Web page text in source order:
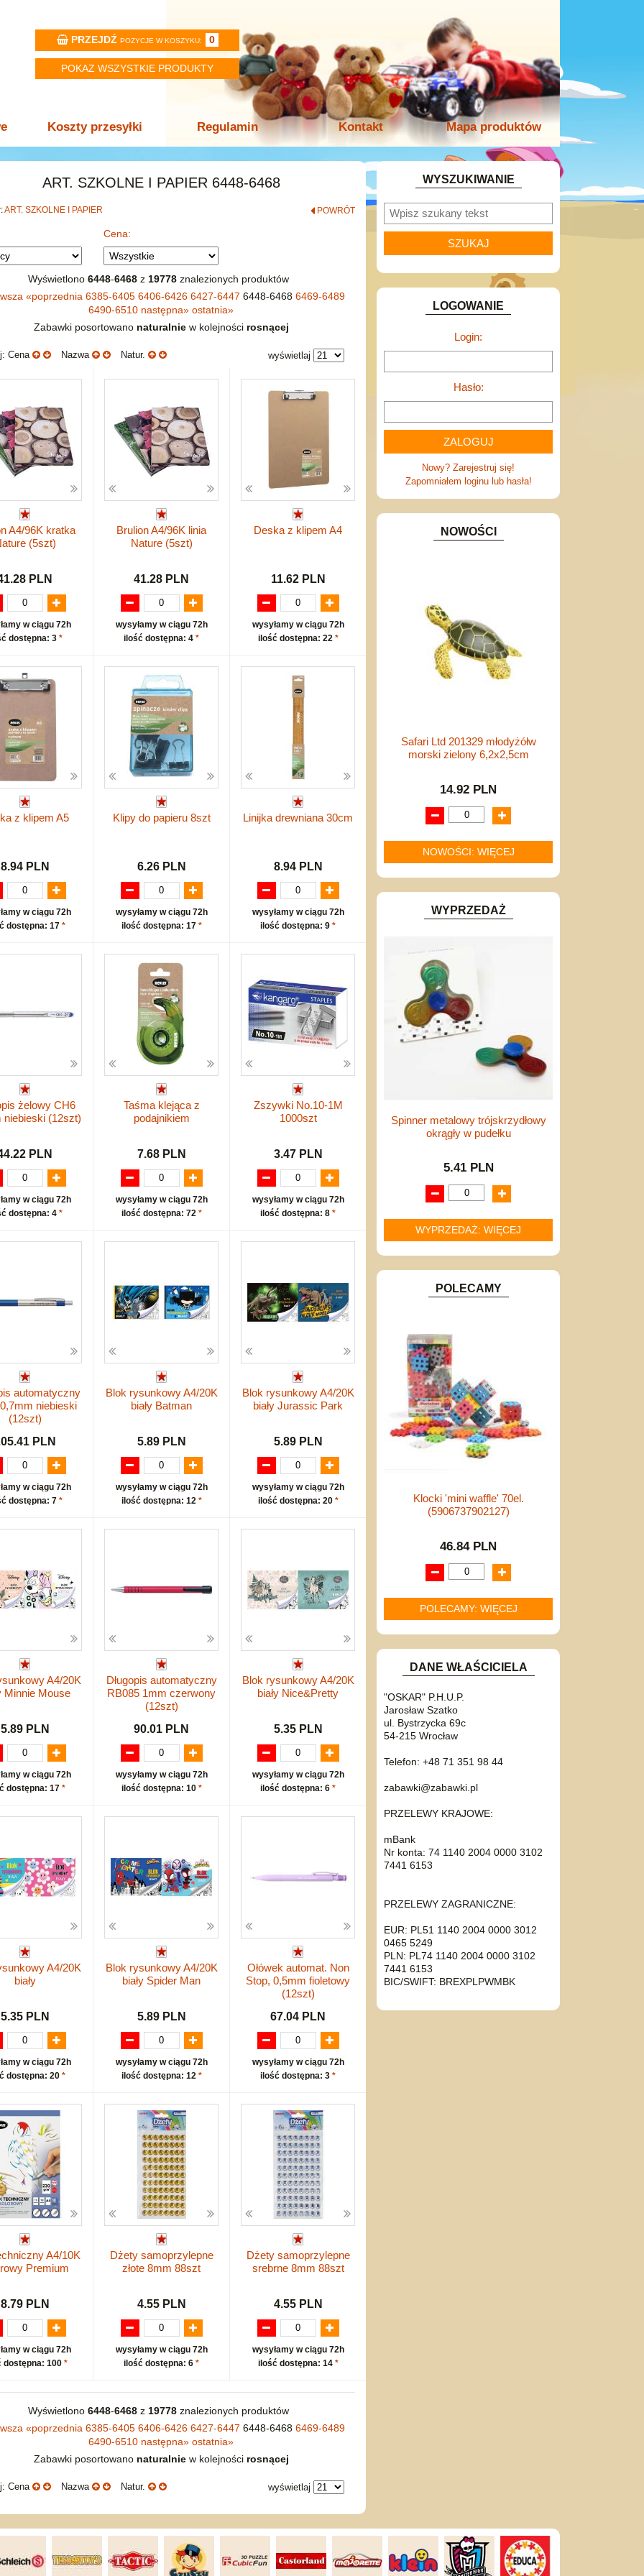
PRZEJDŹ POZYCJE W KOSZYKU: 0
POKAZ WSZYSTKIE PRODUKTY
Koszty przesyłki Regulamin Kontakt Mapa produktów
ART. SZKOLNE I PAPIER 6448-6468
ART. SZKOLNE I PAPIER POWRÓT
Cena:
Wyświetlono 6448-6468z 19778znalezionych produktów
«poprzednia 6385-6405 6406-6426 6427-6447 6448-6468 6469-6489
6490-6510 następna» ostatnia»
Zabawki posortowano naturalniew kolejności rosnącej
Cena Nazwa Natur. wyświetlaj
A4/96K kratka
(5szt)
PLN
w ciągu 72h
dostępna: 3 *
Brulion A4/96K linia
Nature (5szt)
41.28 PLN
wysyłamy w ciągu 72h
ilość dostępna: 4 *
Deska z klipem A4
11.62 PLN
wysyłamy w ciągu 72h
ilość dostępna: 22 *
z klipem A5
8.94 PLN
w ciągu 72h
dostępna: 17 *
Klipy do papieru 8szt
6.26 PLN
wysyłamy w ciągu 72h
ilość dostępna: 17 *
Linijka drewniana 30cm
8.94 PLN
wysyłamy w ciągu 72h
ilość dostępna: 9 *
żelowy CH6
niebieski (12szt)
PLN
w ciągu 72h
dostępna: 4 *
Taśma klejąca z
podajnikiem
7.68 PLN
wysyłamy w ciągu 72h
ilość dostępna: 72 *
Zszywki No.10-1M
1000szt
3.47 PLN
wysyłamy w ciągu 72h
ilość dostępna: 8 *
automatyczny
niebieski
(12szt)
PLN
w ciągu 72h
dostępna: 7 *
Blok rysunkowy A4/20K
biały Batman
5.89 PLN
wysyłamy w ciągu 72h
ilość dostępna: 12 *
Blok rysunkowy A4/20K
biały Jurassic Park
5.89 PLN
wysyłamy w ciągu 72h
ilość dostępna: 20 *
A4/20K
Minnie Mouse
5.89 PLN
w ciągu 72h
dostępna: 17 *
Długopis automatyczny
RB085 1mm czerwony
(12szt)
90.01 PLN
wysyłamy w ciągu 72h
ilość dostępna: 10 *
Blok rysunkowy A4/20K
biały Nice&Pretty
5.35 PLN
wysyłamy w ciągu 72h
ilość dostępna: 6 *
A4/20K
biały
5.35 PLN
w ciągu 72h
dostępna: 20 *
Blok rysunkowy A4/20K
biały Spider Man
5.89 PLN
wysyłamy w ciągu 72h
ilość dostępna: 12 *
Ołówek automat. Non
Stop, 0,5mm fioletowy
(12szt)
67.04 PLN
wysyłamy w ciągu 72h
ilość dostępna: 3 *
A4/10K
Premium
8.79 PLN
w ciągu 72h
dostępna: 100 *
Dżety samoprzylepne
złote 8mm 88szt
4.55 PLN
wysyłamy w ciągu 72h
ilość dostępna: 6 *
Dżety samoprzylepne
srebrne 8mm 88szt
4.55 PLN
wysyłamy w ciągu 72h
ilość dostępna: 14 *
Wyświetlono 6448-6468z 19778znalezionych produktów
«poprzednia 6385-6405 6406-6426 6427-6447 6448-6468 6469-6489
6490-6510 następna» ostatnia»
Zabawki posortowano naturalniew kolejności rosnącej
Cena Nazwa Natur. wyświetlaj
WYSZUKIWANIE
LOGOWANIE
Login:
Hasło:
Nowy? Zarejestruj się!
Zapomniałem loginu lub hasła!
NOWOŚCI
Safari Ltd 201329 młodyżółw
morski zielony 6,2x2,5cm
14.92 PLN
NOWOŚCI: WIĘCEJ
WYPRZEDAŻ
Spinner metalowy trójskrzydłowy
okrągły w pudełku
5.41 PLN
WYPRZEDAŻ: WIĘCEJ
POLECAMY
Klocki 'mini waffle' 70el.
(5906737902127)
46.84 PLN
POLECAMY: WIĘCEJ
DANE WŁAŚCICIELA
"OSKAR" P.H.U.P.
Jarosław Szatko
ul. Bystrzycka 69c
54-215 Wrocław
Telefon: +48 71 351 98 44
zabawki@zabawki.pl
PRZELEWY KRAJOWE:
mBank
Nr konta: 74 1140 2004 0000 3102
7441 6153
PRZELEWY ZAGRANICZNE:
EUR: PL51 1140 2004 0000 3012
0465 5249
PLN: PL74 1140 2004 0000 3102
7441 6153
BIC/SWIFT: BREXPLPWMBK